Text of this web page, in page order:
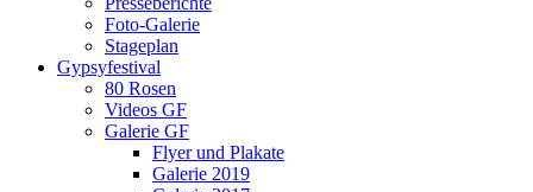
Foto-Galerie
Stageplan
Gypsyfestival
80 Rosen
Videos GF
Galerie GF
Flyer und Plakate
Galerie 2019